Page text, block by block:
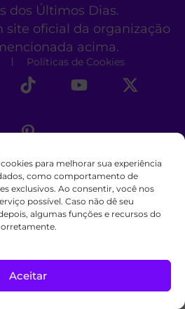
para melhorar sua experiência
como comportamento de
exclusivos. Ao consentir, você nos
possível. Caso não dê seu
algumas funções e recursos do
Aceitar
dos Últimos Dias.
site oficial da organização
acima.
Políticas de Cookies